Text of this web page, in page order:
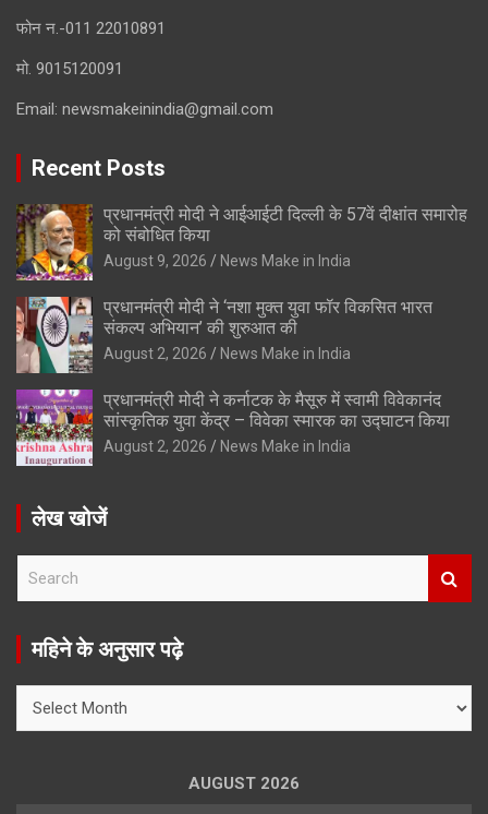
फोन न.-011 22010891
मो. 9015120091
Email: newsmakeinindia@gmail.com
Recent Posts
प्रधानमंत्री मोदी ने आईआईटी दिल्ली के 57वें दीक्षांत समारोह
को संबोधित किया
August 9, 2026 News Make in India
प्रधानमंत्री मोदी ने ‘नशा मुक्त युवा फॉर विकसित भारत
संकल्प अभियान’ की शुरुआत की
August 2, 2026 News Make in India
प्रधानमंत्री मोदी ने कर्नाटक के मैसूरु में स्वामी विवेकानंद
सांस्कृतिक युवा केंद्र – विवेका स्मारक का उद्घाटन किया
August 2, 2026 News Make in India
लेख खोजें
r
महिने के अनुसार पढ़े
AUGUST 2026